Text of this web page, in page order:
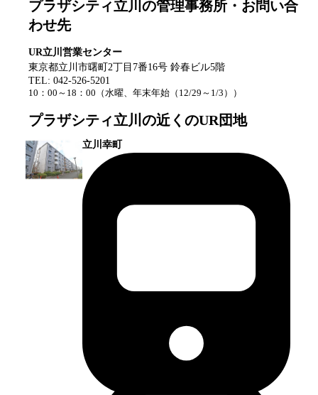
プラザシティ立川 の管理事務所・お問い合
わせ先
UR立川営業センター
東京都立川市曙町2丁目7番16号 鈴春ビル5階
TEL: 042-526-5201
10：00～18：00 （水曜、年末年始（12/29～1/3） ）
プラザシティ立川 の近くのUR団地
立川幸町